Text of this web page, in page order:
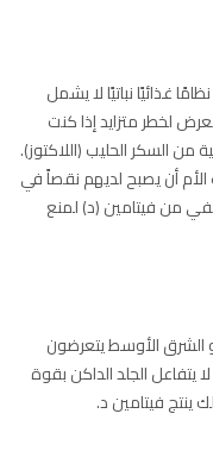
غذائيًا نباتيًا لا يشمل
لخطر متزايد إذا كنت
السكر الحليب (اللاكتوز).
أن يصبح لديهم نقصاً في
من فيتامين (د) لمنع
الشرق الأوسط يتعرضون
يتفاعل الجلد الداكن بقوة
فيتامين د.